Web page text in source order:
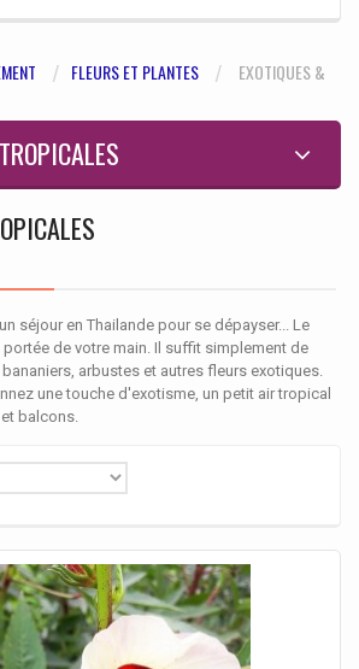
FLEURS ET PLANTES
EXOTIQUES &
séjour en Thailande pour se dépayser... Le
de votre main. Il suffit simplement de
arbustes et autres fleurs exotiques.
une touche d'exotisme, un petit air tropical
balcons.